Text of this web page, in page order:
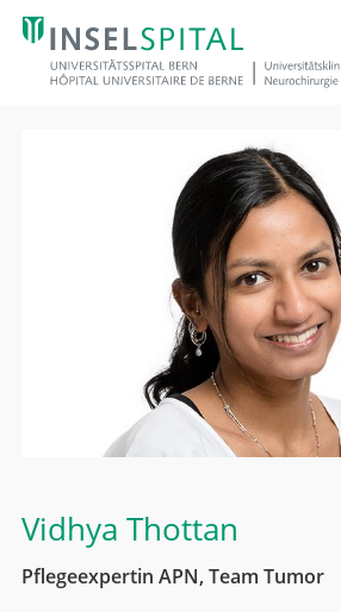
Vidhya Thottan
Pflegeexpertin APN, Team Tumor